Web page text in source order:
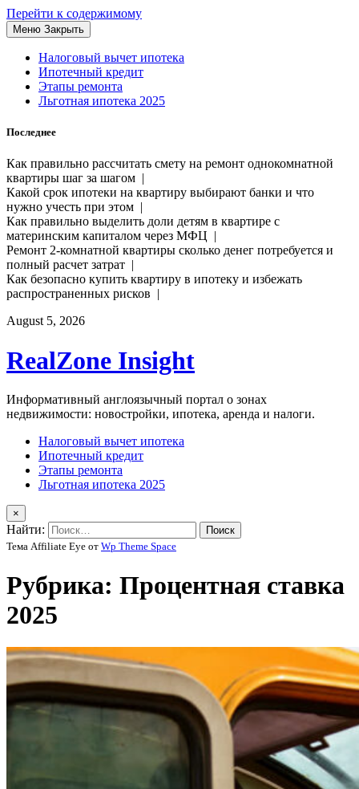
Перейти к содержимому
Меню Закрыть
Налоговый вычет ипотека
Ипотечный кредит
Этапы ремонта
Льготная ипотека 2025
Последнее
Как правильно рассчитать смету на ремонт однокомнатной
квартиры шаг за шагом |
Какой срок ипотеки на квартиру выбирают банки и что
нужно учесть при этом |
Как правильно выделить доли детям в квартире с
материнским капиталом через МФЦ |
Ремонт 2-комнатной квартиры сколько денег потребуется и
полный расчет затрат |
Как безопасно купить квартиру в ипотеку и избежать
распространенных рисков |
August 5, 2026
RealZone Insight
Информативный англоязычный портал о зонах
недвижимости: новостройки, ипотека, аренда и налоги.
Налоговый вычет ипотека
Ипотечный кредит
Этапы ремонта
Льготная ипотека 2025
×
Найти:
Тема Affiliate Eye от Wp Theme Space
Рубрика: Процентная ставка
2025